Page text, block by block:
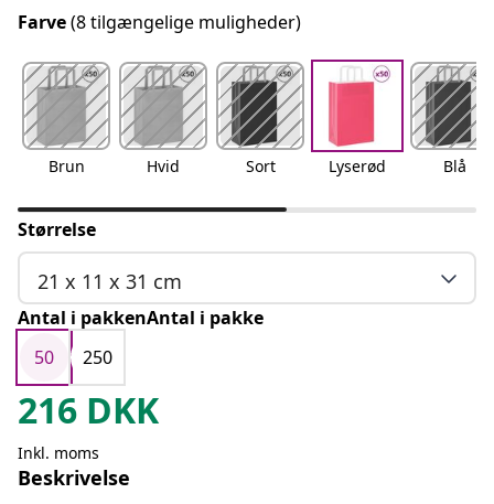
Farve(8 tilgængelige muligheder)
Brun Hvid Sort Lyserød Blå
Størrelse
21 x 11 x 31 cm
Antal i pakkenAntal i pakke
50
250
216 DKK
Inkl. moms
Beskrivelse